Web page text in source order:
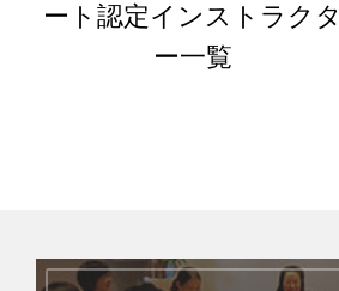
ート認定インストラクタ
ー一覧